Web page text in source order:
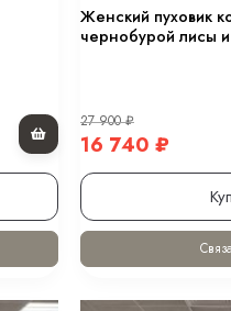
Женский пуховик
чернобурой лисы
27 900₽
16 740 ₽